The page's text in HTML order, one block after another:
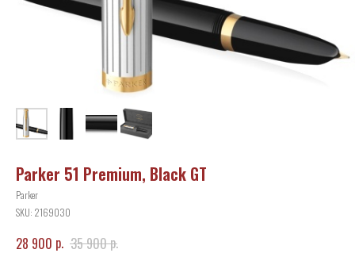
Parker 51 Premium, Black GT
Parker
SKU: 2169030
28 900 р. 35 900р.